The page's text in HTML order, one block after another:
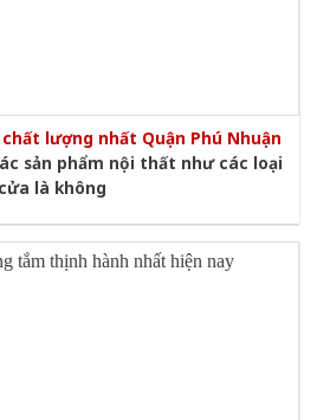
lượng nhất Quận Phú Nhuận
sản phẩm nội thất như các loại
cửa là không